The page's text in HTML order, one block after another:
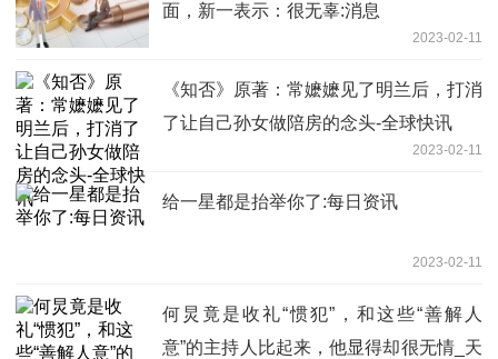
面，新一表示：很无辜:消息
2023-02-11
《知否》原著：常嬷嬷见了明兰后，打消
了让自己孙女做陪房的念头-全球快讯
2023-02-11
给一星都是抬举你了:每日资讯
2023-02-11
何炅竟是收礼“惯犯”，和这些“善解人
意”的主持人比起来，他显得却很无情_天